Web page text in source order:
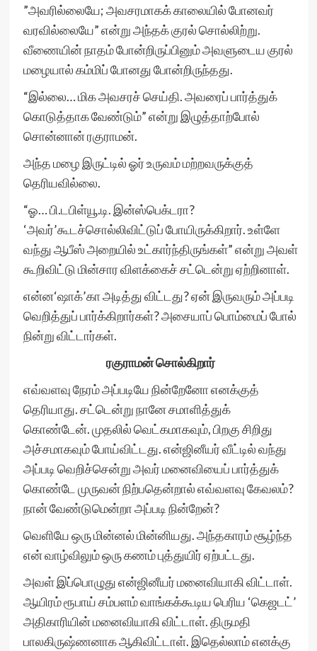
”அவரில்லையே; அவசரமாகக் காலையில் போனவர்
வரவில்லையே” என்று அந்தக் குரல் சொல்லிற்று.
வீணையின் நாதம் போன்றிருப்பினும் அவளுடைய குரல்
மழையால் கம்மிப் போனது போன்றிருந்தது.
“இல்லை… மிக அவசரச் செய்தி. அவரைப் பார்த்துக்
கொடுத்தாக வேண்டும்” என்று இழுத்தாற்போல்
சொன்னான் ரகுராமன்.
அந்த மழை இருட்டில் ஓர் உருவம் மற்றவருக்குத்
தெரியவில்லை.
“ஓ… பி.டபிள்யூ.டி. இன்ஸ்பெக்டரா?
‘அவர்’கூடச்சொல்லிவிட்டுப் போயிருக்கிறார். உள்ளே
வந்து ஆபீஸ் அறையில் உட்கார்ந்திருங்கள்” என்று அவள்
கூறிவிட்டு மின்சார விளக்கைச் சட்டென்று ஏற்றினாள்.
என்ன‘ஷாக்’கா அடித்து விட்டது? ஏன் இருவரும் அப்படி
வெறித்துப் பார்க்கிறார்கள்? அசையாப் பொம்மைப் போல்
நின்று விட்டார்கள்.
ரகுராமன் சொல்கிறார்
எவ்வளவு நேரம் அப்படியே நின்றேனோ எனக்குத்
தெரியாது. சட்டென்று நானே சமாளித்துக்
கொண்டேன். முதலில் வெட்கமாகவும், பிறகு சிறிது
அச்சமாகவும் போய்விட்டது. என்ஜினீயர் வீட்டில் வந்து
அப்படி வெறிச்சென்று அவர் மனைவியைப் பார்த்துக்
கொண்டே முருவன் நிற்பதென்றால் எவ்வளவு கேவலம்?
நான் வேண்டுமென்றா அப்படி நின்றேன்?
வெளியே ஒரு மின்னல் மின்னியது. அந்தகாரம் சூழ்ந்த
என் வாழ்விலும் ஒரு கணம் புத்துயிர் ஏற்பட்டது.
அவள் இப்பொழுது என்ஜினீயர் மனைவியாகி விட்டாள்.
ஆயிரம் ரூபாய் சம்பளம் வாங்கக்கூடிய பெரிய ‘கெஜடட்’
அதிகாரியின் மனைவியாகி விட்டாள். திருமதி
பாலகிருஷ்ணனாக ஆகிவிட்டாள். இதெல்லாம் எனக்கு